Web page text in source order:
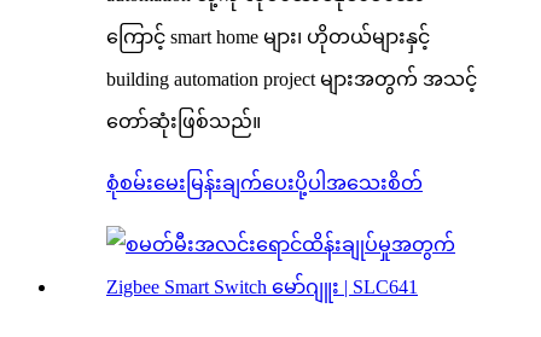
ကြောင့် smart home များ၊ ဟိုတယ်များနှင့်
building automation project များအတွက် အသင့်
တော်ဆုံးဖြစ်သည်။
စုံစမ်းမေးမြန်းချက်ပေးပို့ပါ အသေးစိတ်